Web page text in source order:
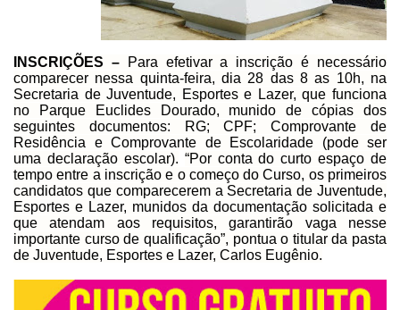
INSCRIÇÕES –Para efetivar a inscrição é necessário
comparecer nessa quinta-feira, dia 28 das 8 as 10h, na
Secretaria de Juventude, Esportes e Lazer, que funciona
no Parque Euclides Dourado, munido de cópias dos
seguintes documentos: RG; CPF; Comprovante de
Residência e Comprovante de Escolaridade (pode ser
uma declaração escolar). “Por conta do curto espaço de
tempo entre a inscrição e o começo do Curso, os primeiros
candidatos que comparecerem a Secretaria de Juventude,
Esportes e Lazer, munidos da documentação solicitada e
que atendam aos requisitos, garantirão vaga nesse
importante curso de qualificação”, pontua o titular da pasta
de Juventude, Esportes e Lazer, Carlos Eugênio.